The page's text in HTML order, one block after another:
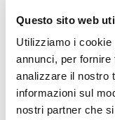
Questo sito web
Utilizziamo i
annunci, per
analizzare il nostro
informazioni sul
nostri partner che